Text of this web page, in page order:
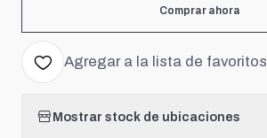
Comprar ahora
Agregar a la lista de favoritos
Mostrar stock de ubicaciones